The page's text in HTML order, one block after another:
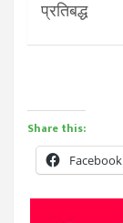
प्रतिबद्ध
Share this:
Facebook